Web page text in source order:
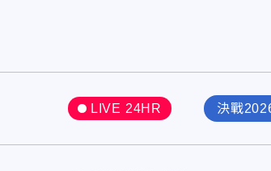
LIVE 24HR 決戰